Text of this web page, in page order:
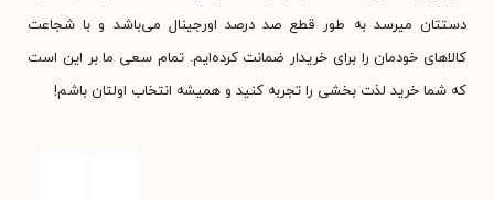
دستتان میرسد به طور قطع صد درصد اورجینال می‌باشد و با شجاعت
کالاهای خودمان را برای خریدار ضمانت کرده‌ایم. تمام سعی ما بر این است
که شما خرید لذت بخشی را تجربه کنید و همیشه انتخاب اولتان باشم!